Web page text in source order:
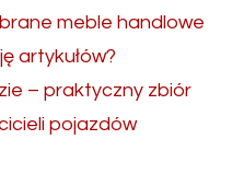
meble handlowe
artykułów?
– praktyczny zbiór
pojazdów